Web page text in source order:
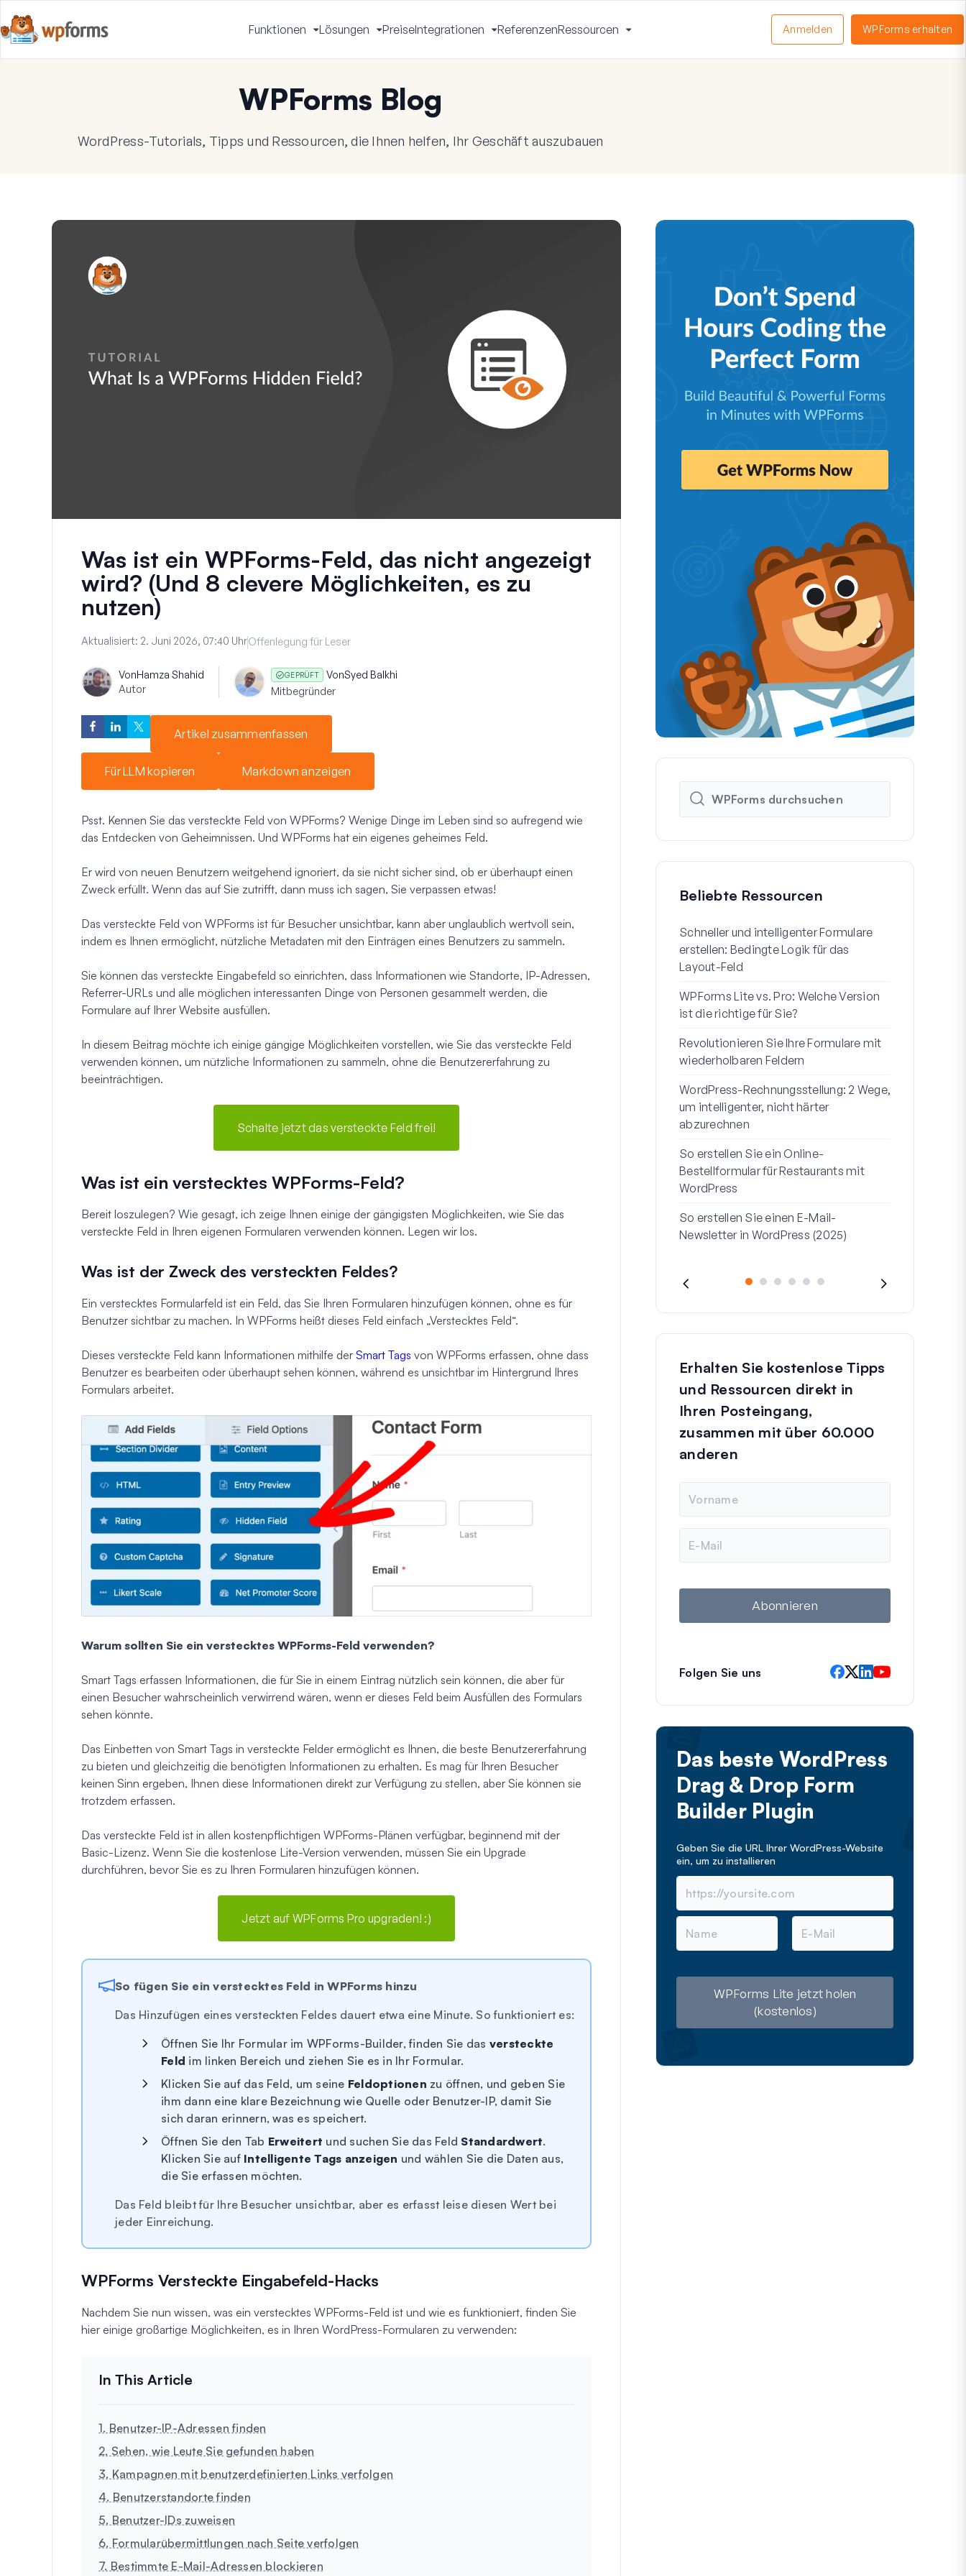
Funktionen
Menü
umschalten
Lösungen
Menü
umschalten
PreiseIntegrationen
Menü
umschalten
ReferenzenRessourcen
umschalten
Anmelden WPForms erhalten
WPForms Blog
WordPress-Tutorials, Tipps und Ressourcen, die Ihnen helfen, Ihr Geschäft auszubauen
Was ist ein WPForms-Feld, das nicht angezeigt
wird? (Und 8 clevere Möglichkeiten, es zu
nutzen)
Aktualisiert: 2. Juni 2026, 07:40 UhrOffenlegung für Leser
VonHamza Shahid
Autor
GEPRÜFT VonSyed Balkhi
Mitbegründer
Artikel zusammenfassen
Für LLM kopieren Markdown anzeigen
Psst. Kennen Sie das versteckte Feld von WPForms? Wenige Dinge im Leben sind so aufregend wie
das Entdecken von Geheimnissen. Und WPForms hat ein eigenes geheimes Feld.
Er wird von neuen Benutzern weitgehend ignoriert, da sie nicht sicher sind, ob er überhaupt einen
Zweck erfüllt. Wenn das auf Sie zutrifft, dann muss ich sagen, Sie verpassen etwas!
Das versteckte Feld von WPForms ist für Besucher unsichtbar, kann aber unglaublich wertvoll sein,
indem es Ihnen ermöglicht, nützliche Metadaten mit den Einträgen eines Benutzers zu sammeln.
Sie können das versteckte Eingabefeld so einrichten, dass Informationen wie Standorte, IP-Adressen,
Referrer-URLs und alle möglichen interessanten Dinge von Personen gesammelt werden, die
Formulare auf Ihrer Website ausfüllen.
In diesem Beitrag möchte ich einige gängige Möglichkeiten vorstellen, wie Sie das versteckte Feld
verwenden können, um nützliche Informationen zu sammeln, ohne die Benutzererfahrung zu
beeinträchtigen.
Schalte jetzt das versteckte Feld frei!
Was ist ein verstecktes WPForms-Feld?
Bereit loszulegen? Wie gesagt, ich zeige Ihnen einige der gängigsten Möglichkeiten, wie Sie das
versteckte Feld in Ihren eigenen Formularen verwenden können. Legen wir los.
Was ist der Zweck des versteckten Feldes?
Ein verstecktes Formularfeld ist ein Feld, das Sie Ihren Formularen hinzufügen können, ohne es für
Benutzer sichtbar zu machen. In WPForms heißt dieses Feld einfach „Verstecktes Feld“.
Dieses versteckte Feld kann Informationen mithilfe der Smart Tags von WPForms erfassen, ohne dass
Benutzer es bearbeiten oder überhaupt sehen können, während es unsichtbar im Hintergrund Ihres
Formulars arbeitet.
Warum sollten Sie ein verstecktes WPForms-Feld verwenden?
Smart Tags erfassen Informationen, die für Sie in einem Eintrag nützlich sein können, die aber für
einen Besucher wahrscheinlich verwirrend wären, wenn er dieses Feld beim Ausfüllen des Formulars
sehen könnte.
Das Einbetten von Smart Tags in versteckte Felder ermöglicht es Ihnen, die beste Benutzererfahrung
zu bieten und gleichzeitig die benötigten Informationen zu erhalten. Es mag für Ihren Besucher
keinen Sinn ergeben, Ihnen diese Informationen direkt zur Verfügung zu stellen, aber Sie können sie
trotzdem erfassen.
Das versteckte Feld ist in allen kostenpflichtigen WPForms-Plänen verfügbar, beginnend mit der
Basic-Lizenz. Wenn Sie die kostenlose Lite-Version verwenden, müssen Sie ein Upgrade
durchführen, bevor Sie es zu Ihren Formularen hinzufügen können.
Jetzt auf WPForms Pro upgraden! :)
So fügen Sie ein verstecktes Feld in WPForms hinzu
Das Hinzufügen eines versteckten Feldes dauert etwa eine Minute. So funktioniert es:
Öffnen Sie Ihr Formular im WPForms-Builder, finden Sie das versteckte
Feld im linken Bereich und ziehen Sie es in Ihr Formular.
Klicken Sie auf das Feld, um seine Feldoptionen zu öffnen, und geben Sie
ihm dann eine klare Bezeichnung wie Quelle oder Benutzer-IP, damit Sie
sich daran erinnern, was es speichert.
Öffnen Sie den Tab Erweitert und suchen Sie das Feld Standardwert.
Klicken Sie auf Intelligente Tags anzeigen und wählen Sie die Daten aus,
die Sie erfassen möchten.
Das Feld bleibt für Ihre Besucher unsichtbar, aber es erfasst leise diesen Wert bei
jeder Einreichung.
WPForms Versteckte Eingabefeld-Hacks
Nachdem Sie nun wissen, was ein verstecktes WPForms-Feld ist und wie es funktioniert, finden Sie
hier einige großartige Möglichkeiten, es in Ihren WordPress-Formularen zu verwenden:
1. Benutzer-IP-Adressen finden
2. Sehen, wie Leute Sie gefunden haben
3. Kampagnen mit benutzerdefinierten Links verfolgen
4. Benutzerstandorte finden
5. Benutzer-IDs zuweisen
6. Formularübermittlungen nach Seite verfolgen
7. Bestimmte E-Mail-Adressen blockieren
Beliebte Ressourcen
Schneller und intelligenter Formulare
erstellen: Bedingte Logik für das
Layout-Feld
WPForms Lite vs. Pro: Welche Version
ist die richtige für Sie?
Revolutionieren Sie Ihre Formulare mit
wiederholbaren Feldern
WordPress-Rechnungsstellung: 2 Wege,
um intelligenter, nicht härter
abzurechnen
So erstellen Sie ein Online-
Bestellformular für Restaurants mit
WordPress
So erstellen Sie einen E-Mail-
Newsletter in WordPress (2025)
Erhalten Sie kostenlose Tipps
und Ressourcen direkt in
Ihren Posteingang,
zusammen mit über 60.000
anderen
m
e
M
i
Abonnieren
Folgen Sie uns
Das beste WordPress
Drag & Drop Form
Builder Plugin
Geben Sie die URL Ihrer WordPress-Website
ein, um zu installieren
N
m
E
M
WPForms Lite jetzt holen
(kostenlos)